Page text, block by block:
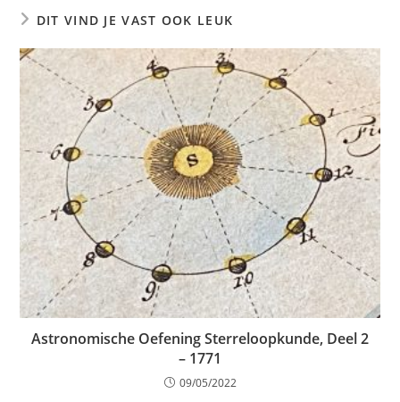
DIT VIND JE VAST OOK LEUK
Astronomische Oefening Sterreloopkunde, Deel 2
– 1771
09/05/2022